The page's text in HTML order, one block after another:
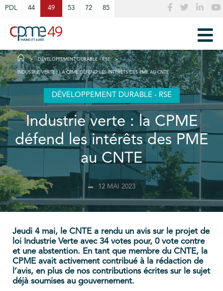
PDL 44 49 53 72 85
DÉVELOPPEMENT DURABLE - RSE
INDUSTRIE VERTE : LA CPME DÉFEND LES INTÉRÊTS DES PME AU CNTE
DÉVELOPPEMENT DURABLE - RSE
Industrie verte : la CPME
défend les intérêts des PME
au CNTE
12 MAI 2023
Jeudi 4 mai, le CNTE a rendu un avis sur le projet de
loi Industrie Verte avec 34 votes pour, 0 vote contre
et une abstention. En tant que membre du CNTE, la
CPME avait activement contribué à la rédaction de
l’avis, en plus de nos contributions écrites sur le sujet
déjà soumises au gouvernement.
Cookies management panel